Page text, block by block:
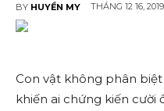
BY HUYỀN MY THÁNG 12 16, 2019
Con vật không phân
khiến ai chứng kiến cười